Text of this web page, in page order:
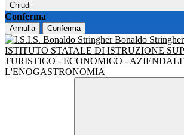
Chiudi
Conferma
Annulla Conferma
Bonaldo
ISTITUTO STATALE DI ISTRUZIONE
TURISTICO - ECONOMICO -
L'ENOGASTRONOMIA